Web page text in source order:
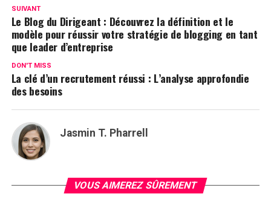
SUIVANT
Le Blog du Dirigeant : Découvrez la définition et le
modèle pour réussir votre stratégie de blogging en tant
que leader d’entreprise
DON'T MISS
La clé d’un recrutement réussi : L’analyse approfondie
des besoins
Jasmin T. Pharrell
VOUS AIMEREZ SÛREMENT